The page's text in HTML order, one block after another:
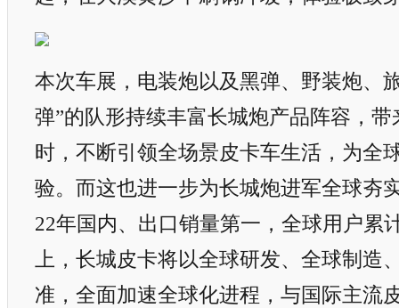
本次车展，电装炮以及黑弹、野装炮、
弹”的队形持续丰富长城炮产品阵容，
时，不断引领全场景皮卡车生活，为全
验。而这也进一步为长城炮进军全球夯
22年国内、出口销量第一，全球用户累
上，长城皮卡将以全球研发、全球制造
准，全面加速全球化进程，与国际主流